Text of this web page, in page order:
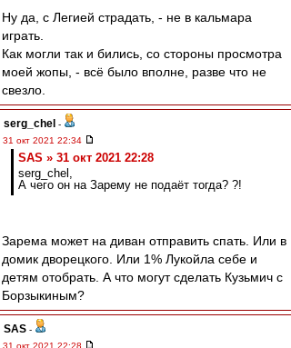
Ну да, с Легией страдать, - не в кальмара
играть.
Как могли так и бились, со стороны просмотра
моей жопы, - всё было вполне, разве что не
свезло.
serg_chel -
31 окт 2021 22:34
SAS » 31 окт 2021 22:28
serg_chel,
А чего он на Зарему не подаёт тогда? ?!
Зарема может на диван отправить спать. Или в
домик дворецкого. Или 1% Лукойла себе и
детям отобрать. А что могут сделать Кузьмич с
Борзыкиным?
SAS -
31 окт 2021 22:28